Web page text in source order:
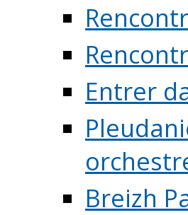
Entrer
Breizh